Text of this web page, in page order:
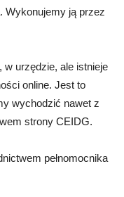
Wykonujemy ją przez
w urzędzie, ale istnieje
online. Jest to
wychodzić nawet z
strony CEIDG.
pełnomocnika